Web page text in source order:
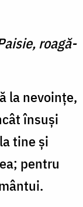
roagă-
la nevoinţe,
însuşi
tine şi
pentru